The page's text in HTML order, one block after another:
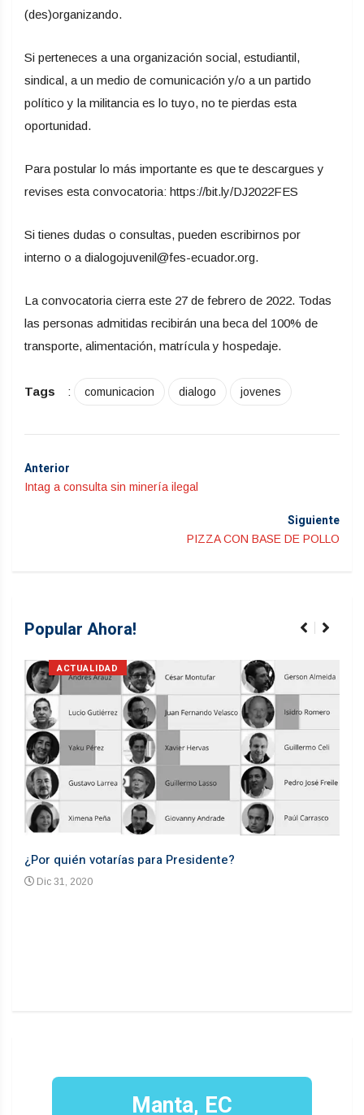
(des)organizando.
Si perteneces a una organización social, estudiantil,
sindical, a un medio de comunicación y/o a un partido
político y la militancia es lo tuyo, no te pierdas esta
oportunidad.
Para postular lo más importante es que te descargues y
revises esta convocatoria: https://bit.ly/DJ2022FES
Si tienes dudas o consultas, pueden escribirnos por
interno o a dialogojuvenil@fes-ecuador.org.
La convocatoria cierra este 27 de febrero de 2022. Todas
las personas admitidas recibirán una beca del 100% de
transporte, alimentación, matrícula y hospedaje.
Tags : comunicacion dialogo jovenes
Anterior
Intag a consulta sin minería ilegal
Siguiente
PIZZA CON BASE DE POLLO
Popular Ahora!
ACTUALIDAD
¿Por quién votarías para Presidente?
Dic 31, 2020
Manta, EC